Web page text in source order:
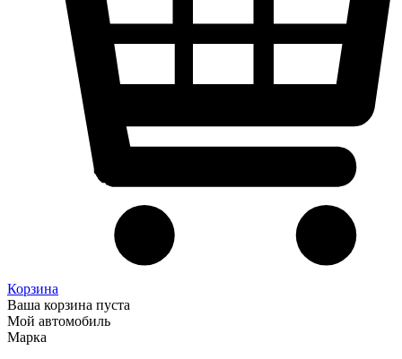
Корзина
Ваша корзина пуста
Мой автомобиль
Марка